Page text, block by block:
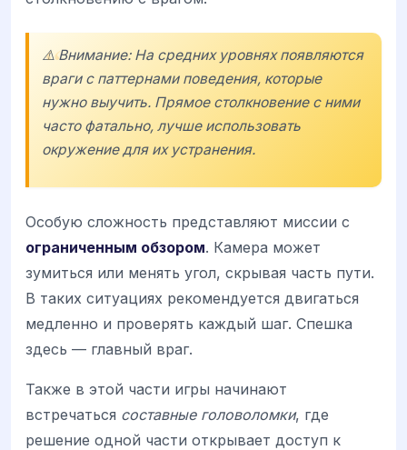
⚠️ Внимание: На средних уровнях появляются
враги с паттернами поведения, которые
нужно выучить. Прямое столкновение с ними
часто фатально, лучше использовать
окружение для их устранения.
Особую сложность представляют миссии с
ограниченным обзором. Камера может
зумиться или менять угол, скрывая часть пути.
В таких ситуациях рекомендуется двигаться
медленно и проверять каждый шаг. Спешка
здесь — главный враг.
Также в этой части игры начинают
встречаться составные головоломки, где
решение одной части открывает доступ к